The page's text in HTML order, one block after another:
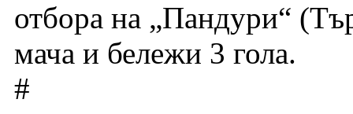
отбора на „Пандури“
мача и бележи 3 гола.
#